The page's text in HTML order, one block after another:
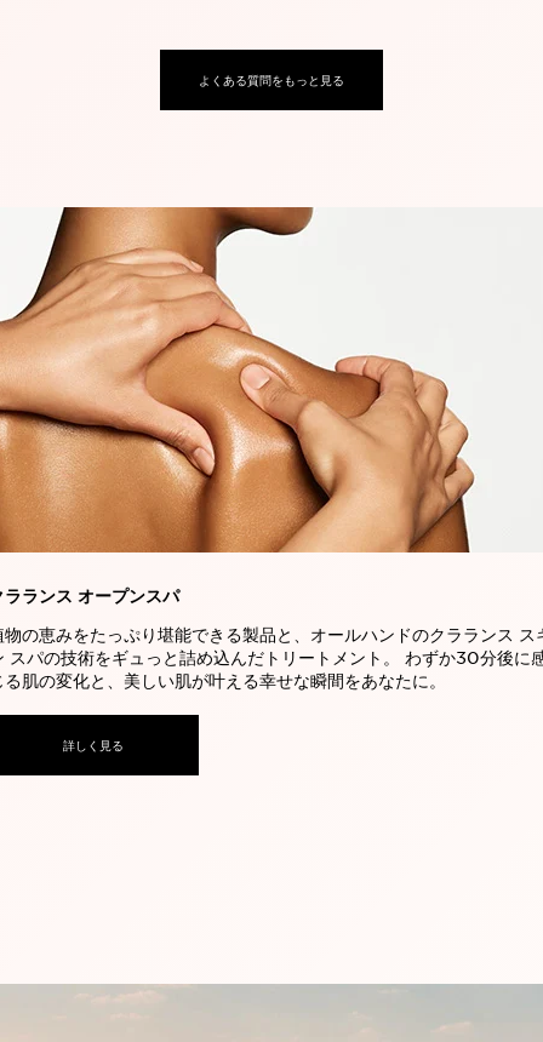
よくある質問をもっと見る
ラランス オープンスパ
物の恵みをたっぷり堪能できる製品と、オールハンドのクラランス ス
スパの技術をギュっと詰め込んだトリートメント。 わずか30分後に
る肌の変化と、美しい肌が叶える幸せな瞬間をあなたに。
詳しく見る